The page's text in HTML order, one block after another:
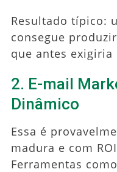
Resultado típico:
consegue
que antes
2. E-mail
Dinâmico
Essa é
madura e com
Ferramentas